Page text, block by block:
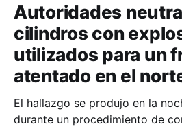
Autoridades
cilindros con
utilizados para un
atentado en el
El hallazgo se produjo en la
durante un procedimiento de